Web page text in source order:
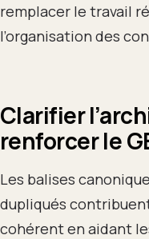
remplacer le travail
l’organisation des
Clarifier
renforcer le
Les balises
dupliqués
cohérent en aidant